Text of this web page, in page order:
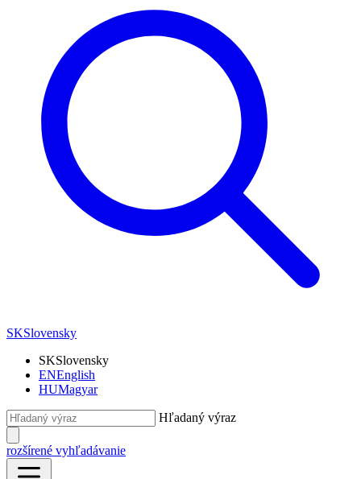
SKSlovensky
SKSlovensky
ENEnglish
HUMagyar
Hľadaný výraz
rozšírené vyhľadávanie